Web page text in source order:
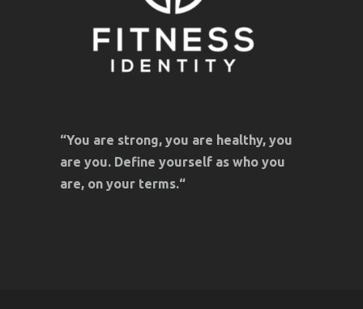
“You are strong, you are healthy, you
are you. Define yourself as who you
are, on your terms.“